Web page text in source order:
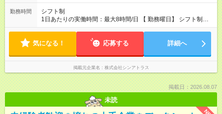
勤務時間
シフト制
1日あたりの実働時間：最大8時間/日 【 勤務曜日】 シフト制
土日祝含む週５日勤務 【 勤務時間 】 ・ 9：00～20：00（実働
気になる！ 応募する 詳細へ
掲載元企業名 株式会社シンアトラス
掲載日：2026.08.07
未読